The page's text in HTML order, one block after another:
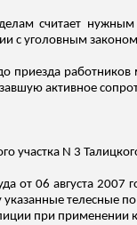
считает
с уголовным
приезда
активное
участка N 3
от 06 августа
телесные
при применении